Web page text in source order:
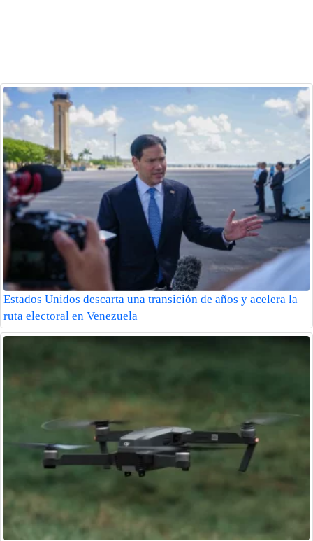
Estados Unidos descarta una transición de años y acelera la
ruta electoral en Venezuela